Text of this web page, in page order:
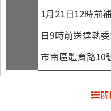
1月21日12時前
日9時前送達執
市南區體育路10